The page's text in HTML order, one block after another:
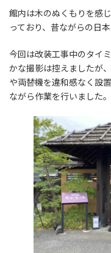
館内は木のぬくもりを感
っており、昔ながらの日
今回は改装工事中のタイ
かな撮影は控えましたが
や両替機を違和感なく設
ながら作業を行いました。